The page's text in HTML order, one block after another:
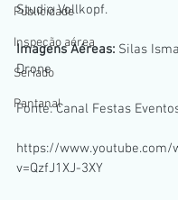
Publicidade
Inspeção aérea
Seriado
Pantanal
Studio Vollkopf.
Imagens Aéreas: Silas
Drone
Fonte: Canal Festas
https://www.youtube.com/
v=QzfJ1XJ-3XY